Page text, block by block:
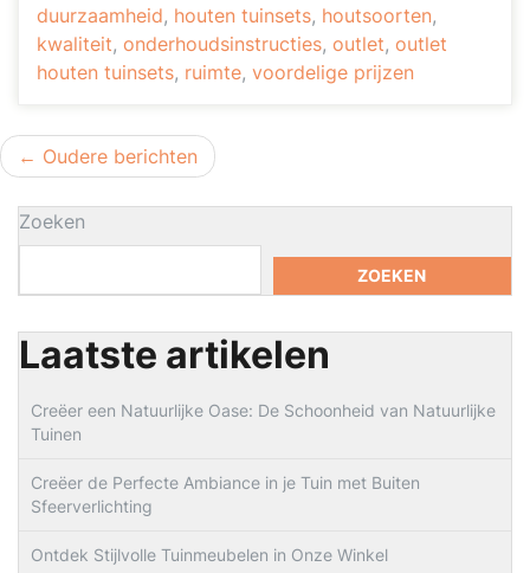
duurzaamheid, houten tuinsets, houtsoorten,
kwaliteit, onderhoudsinstructies, outlet, outlet
houten tuinsets, ruimte, voordelige prijzen
Berichtnavigatie
Oudere berichten
Zoeken
ZOEKEN
Laatste artikelen
Creëer een Natuurlijke Oase: De Schoonheid van Natuurlijke
Tuinen
Creëer de Perfecte Ambiance in je Tuin met Buiten
Sfeerverlichting
Ontdek Stijlvolle Tuinmeubelen in Onze Winkel